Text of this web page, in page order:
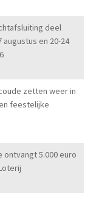
deel
augustus en 20-24
zetten weer in
feestelijke
ontvangt 5.000 euro